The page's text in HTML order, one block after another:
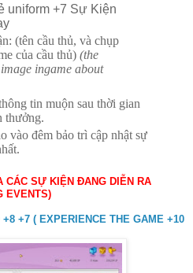
uniform +7 Sự Kiện
(tên cầu thủ, và chụp
của cầu thủ)(the
ingame about
tin muộn sau thời gian
thưởng.
vào đêm bảo trì cập nhật sự
CÁC SỰ KIỆN ĐANG DIỄN RA
EVENTS)
+7 ( EXPERIENCE THE GAME +10